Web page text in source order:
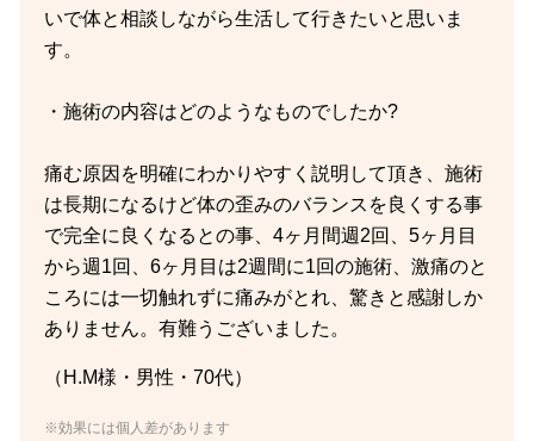
いで体と相談しながら生活して行きたいと思いま
す。
・施術の内容はどのようなものでしたか?
痛む原因を明確にわかりやすく説明して頂き、施術
は長期になるけど体の歪みのバランスを良くする事
で完全に良くなるとの事、4ヶ月間週2回、5ヶ月目
から週1回、6ヶ月目は2週間に1回の施術、激痛のと
ころには一切触れずに痛みがとれ、驚きと感謝しか
ありません。有難うございました。
（H.M様・男性・70代）
※効果には個人差があります